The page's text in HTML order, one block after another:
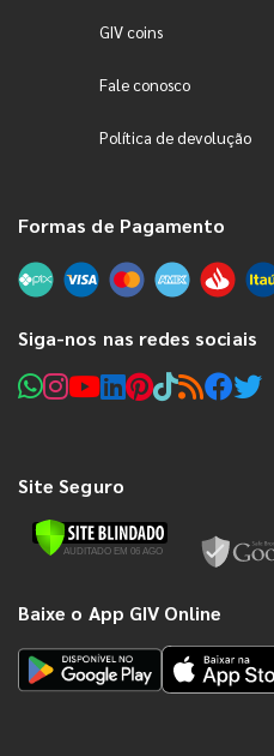
GIV coins
Fale conosco
Política de devolução
Formas de Pagamento
Siga-nos nas redes sociais
Site Seguro
Baixe o App GIV Online